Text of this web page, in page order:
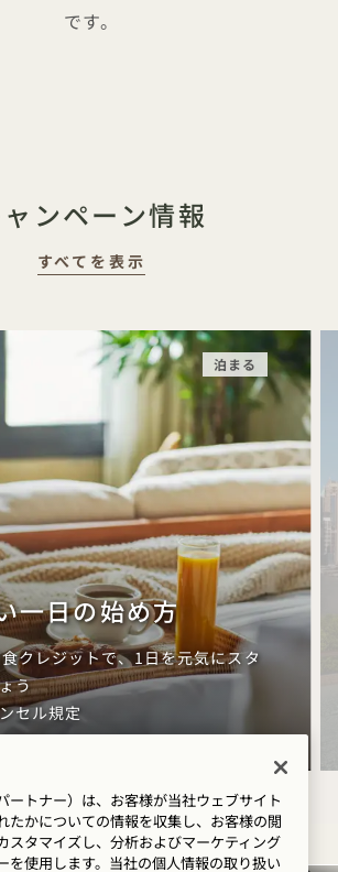
です。
ンペーン情報
すべてを表示
泊まる
一日の始め方
クレジットで、1日を元気にスタ
う
セル規定
ートナー）は、お客様が当社ウェブサイト
たかについての情報を収集し、お客様の閲
スタマイズし、分析およびマーケティング
を使用します。当社の個人情報の取り扱い